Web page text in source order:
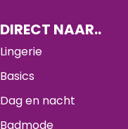
DIRECT NAAR..
Lingerie
Basics
Dag en nacht
Badmode